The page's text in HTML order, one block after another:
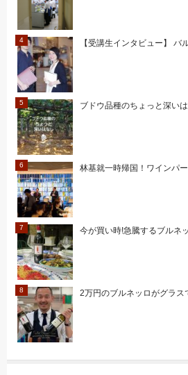
【受講生インタビュー】 バ
ブドウ品種のちょっと深いは
林基就一時帰国！ワインパ
今が買い時!急騰するブルネ
2万円のブルネッロがグラス